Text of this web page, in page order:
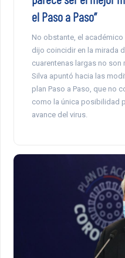
el Paso a Paso”
No obstante, el
dijo coincidir en la mirada
cuarentenas largas no son
Silva apuntó hacia las
plan Paso a Paso, que no
como la única posibilidad
avance del virus.